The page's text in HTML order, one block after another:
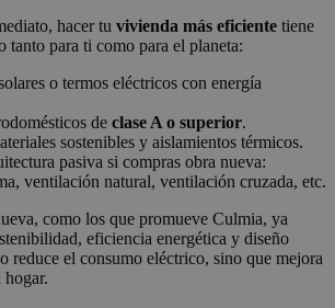
hacer tuvivienda más eficiente tiene
tanto para ti como para el planeta:
o termos eléctricos con energía
declase A o superior.
sostenibles y aislamientos térmicos.
pasiva si compras obra nueva:
ventilación natural, ventilación cruzada, etc.
como los que promueve Culmia, ya
eficiencia energética y diseño
reduce el consumo eléctrico, sino que mejora